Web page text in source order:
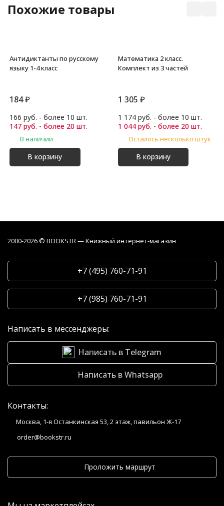
Похожие товары
Антидиктанты по русскому
языку 1-4 класс
184₽
166 руб. - более 10 шт.
147 руб. - более 20 шт.
В наличии
В корзину
Математика 2 класс.
Комплект из 3 частей
1 305 ₽
1 174 руб. - более 10 шт.
1 044 руб. - более 20 шт.
Осталось несколько штук
В корзину
2000-2026 © BOOKSTR — Книжный интернет-магазин
+7 (495) 760-71-91
+7 (985) 760-71-91
Написать в мессенджеры:
Написать в Telegram
Написать в Whatsapp
Контакты:
Москва, 1-я Останкинская 53, 2 этаж, павильон Ж-17
order@bookstr.ru
Проложить маршрут